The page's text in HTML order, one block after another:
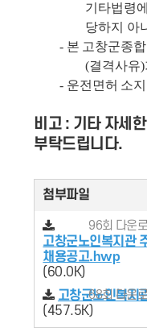
기타법령
당하지 아
- 본 고창군종
(결격사유)
- 운전면허 소
비고 : 기타 자세
부탁드립니다.
첨부파일
고창군노인복지관
채용공고.hwp
(60.0K)
96회 다운
고창군노인복지
(457.5K)
68회 다운